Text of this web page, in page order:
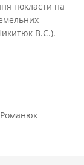
покласти на
В.С.).